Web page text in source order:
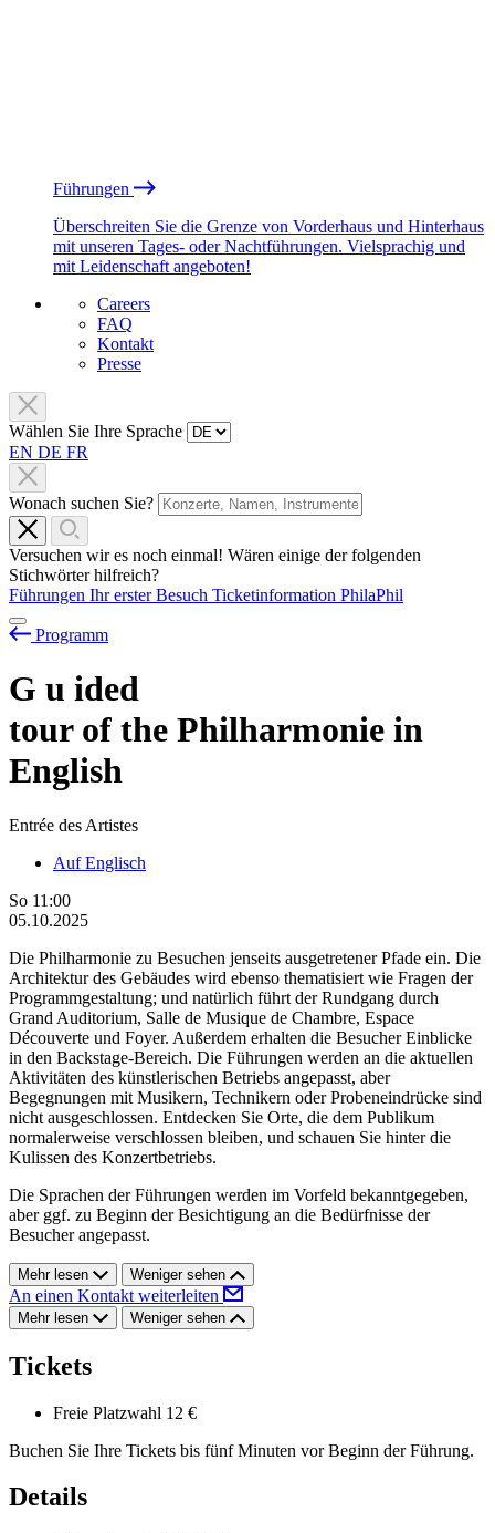
Führungen
Überschreiten Sie die Grenze von Vorderhaus und Hinterhaus
mit unseren Tages- oder Nachtführungen. Vielsprachig und
mit Leidenschaft angeboten!
Careers
FAQ
Kontakt
Presse
Wählen Sie Ihre Sprache
EN DE FR
Wonach suchen Sie?
Versuchen wir es noch einmal! Wären einige der folgenden
Stichwörter hilfreich?
Führungen Ihr erster Besuch Ticketinformation PhilaPhil
Programm
G u ided
tour of the Philharmonie in
English
Entrée des Artistes
Auf Englisch
So 11:00
05.10.2025
Die Philharmonie zu Besuchen jenseits ausgetretener Pfade ein. Die
Architektur des Gebäudes wird ebenso thematisiert wie Fragen der
Programmgestaltung; und natürlich führt der Rundgang durch
Grand Auditorium, Salle de Musique de Chambre, Espace
Découverte und Foyer. Außerdem erhalten die Besucher Einblicke
in den Backstage-Bereich. Die Führungen werden an die aktuellen
Aktivitäten des künstlerischen Betriebs angepasst, aber
Begegnungen mit Musikern, Technikern oder Probeneindrücke sind
nicht ausgeschlossen. Entdecken Sie Orte, die dem Publikum
normalerweise verschlossen bleiben, und schauen Sie hinter die
Kulissen des Konzertbetriebs.
Die Sprachen der Führungen werden im Vorfeld bekanntgegeben,
aber ggf. zu Beginn der Besichtigung an die Bedürfnisse der
Besucher angepasst.
Mehr lesen Weniger sehen
An einen Kontakt weiterleiten
Mehr lesen Weniger sehen
Tickets
Freie Platzwahl 12 €
Buchen Sie Ihre Tickets bis fünf Minuten vor Beginn der Führung.
Details